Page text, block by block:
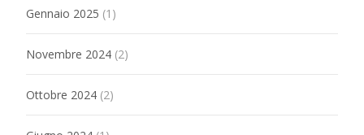
Gennaio 2025 (1)
Novembre 2024 (2)
Ottobre 2024 (2)